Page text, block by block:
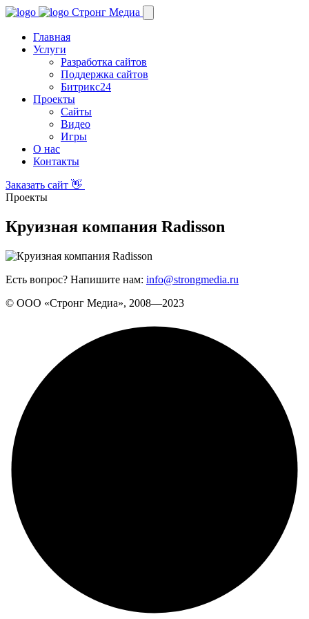
Стронг Медиа
Главная
Услуги
Разработка сайтов
Поддержка сайтов
Битрикс24
Проекты
Сайты
Видео
Игры
О нас
Контакты
Заказать сайт 👋
Проекты
Круизная компания Radisson
Есть вопрос? Напишите нам: info@strongmedia.ru
© ООО «Стронг Медиа», 2008—2023